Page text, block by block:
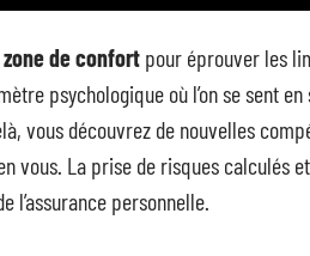
de confort pour éprouver les
psychologique où l’on se sent
vous découvrez de nouvelles
vous. La prise de risques calculés
l’assurance personnelle.